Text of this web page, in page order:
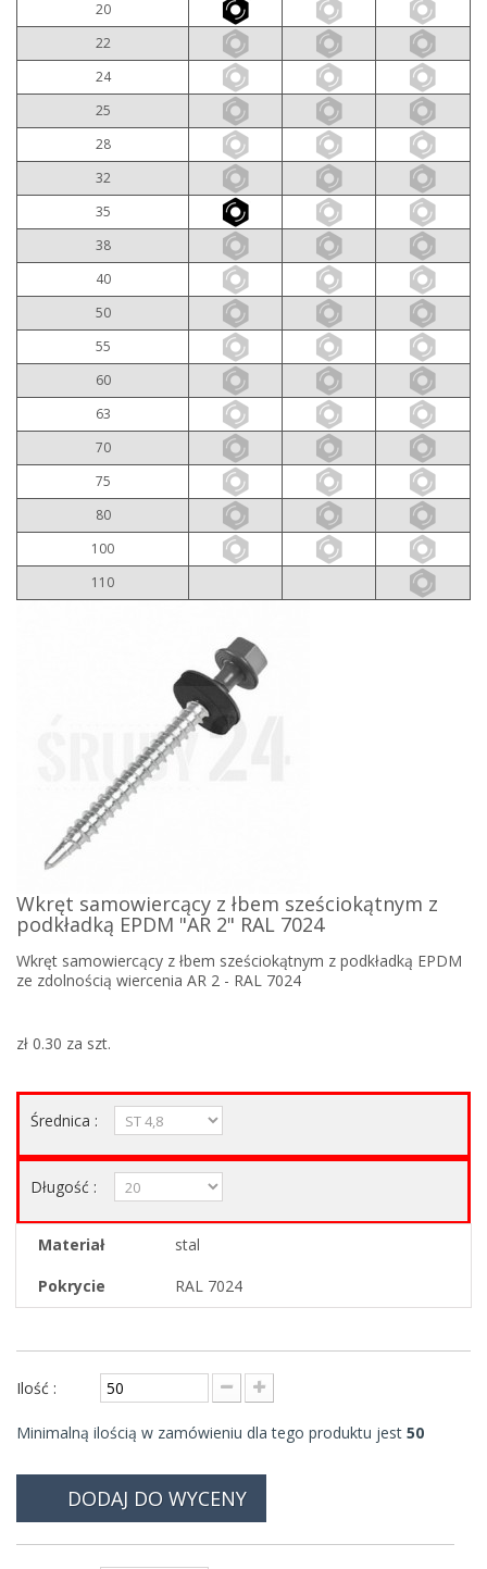
20
22
24
25
28
32
35
38
40
50
55
60
63
70
75
80
100
110
Wkręt samowiercący z łbem sześciokątnym z
podkładką EPDM "AR 2" RAL 7024
Wkręt samowiercący z łbem sześciokątnym z podkładką EPDM
ze zdolnością wiercenia AR 2 - RAL 7024
zł 0.30 za szt.
Średnica :
Długość :
Materiał
stal
Pokrycie
RAL 7024
Ilość :
Minimalną ilością w zamówieniu dla tego produktu jest 50
DODAJ DO WYCENY